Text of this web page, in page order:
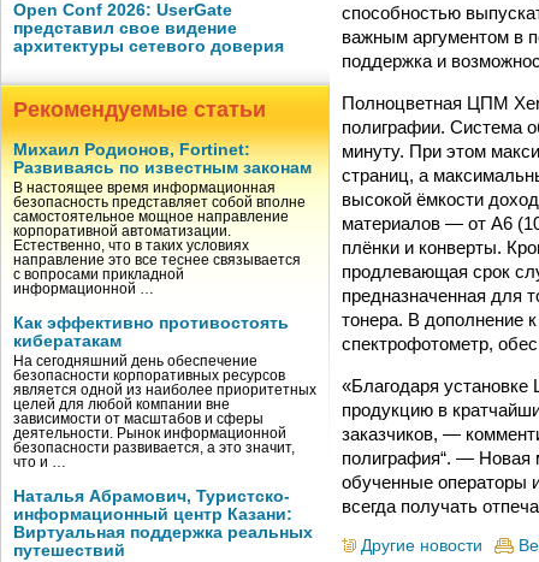
Open Conf 2026: UserGate
представил свое видение
архитектуры сетевого доверия
Рекомендуемые статьи
Михаил Родионов, Fortinet:
Развиваясь по известным законам
В настоящее время информационная
безопасность представляет собой вполне
самостоятельное мощное направление
корпоративной автоматизации.
Естественно, что в таких условиях
направление это все теснее связывается
с вопросами прикладной
информационной …
Как эффективно противостоять
кибератакам
На сегодняшний день обеспечение
безопасности корпоративных ресурсов
является одной из наиболее приоритетных
целей для любой компании вне
зависимости от масштабов и сферы
деятельности. Рынок информационной
безопасности развивается, а это значит,
что и …
Наталья Абрамович, Туристско-
информационный центр Казани:
Виртуальная поддержка реальных
путешествий
способностью
важным аргументом в
поддержка и
Полноцветная ЦПМ
полиграфии. Система
минуту. При этом
страниц, а
высокой ёмкости
материалов — от А6
плёнки и конверты.
продлевающая срок
предназначенная для
тонера. В дополнение
спектрофотометр,
«Благодаря
продукцию в
заказчиков, —
полиграфия“. — Новая
обученные операторы
всегда получать
Другие новости